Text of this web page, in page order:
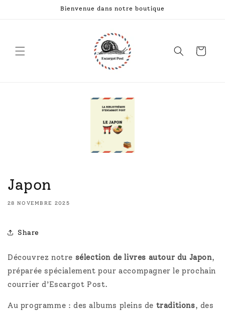
Bienvenue dans notre boutique
Panier
Japon
28 NOVEMBRE 2025
Share
Découvrez notre sélection de livres autour du Japon,
préparée spécialement pour accompagner le prochain
courrier d’Escargot Post.
Au programme : des albums pleins de traditions, des